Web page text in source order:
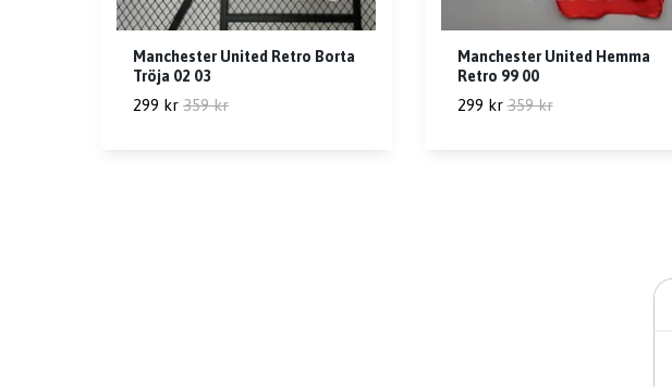
Manchester United Retro Borta
Tröja 02 03
299 kr 359 kr
Manchester United Hemma
Retro 99 00
299 kr 359 kr